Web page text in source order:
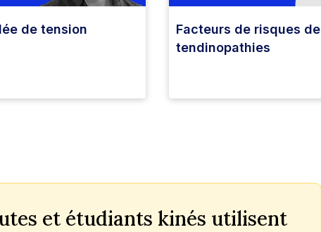
de tension
Facteurs de risques de
tendinopathies
et étudiants kinés utilisent